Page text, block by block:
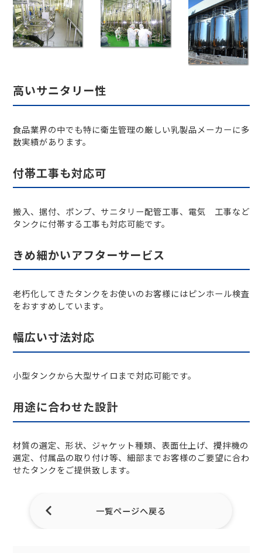
高いサニタリー性
食品業界の中でも特に衛生管理の厳しい乳製品メーカーに多
数実績があります。
付帯工事も対応可
搬入、据付、ポンプ、サニタリー配管工事、電気 工事など
タンクに付帯する工事も対応可能です。
きめ細かいアフターサービス
老朽化してきたタンクをお使いのお客様にはピンホール検査
をおすすめしています。
幅広い寸法対応
小型タンクから大型サイロまで対応可能です。
用途に合わせた設計
材質の選定、形状、ジャケット種類、表面仕上げ、攪拌機の
選定、付属品の取り付け等、細部までお客様のご要望に合わ
せたタンクをご提供致します。
一覧ページへ戻る